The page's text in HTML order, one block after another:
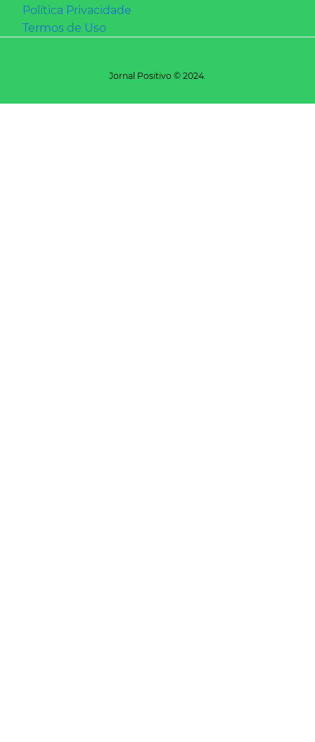
Política Privacidade
Termos de Uso
Jornal Positivo © 2024.